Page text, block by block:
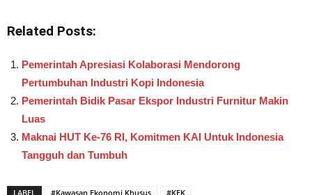
Related Posts:
Pemerintah Apresiasi Kolaborasi Mendorong
Pertumbuhan Industri Kopi Indonesia
Pemerintah Bidik Pasar Ekspor Industri Furnitur Makin
Luas
Maknai HUT Ke-76 RI, Komitmen KAI Untuk Indonesia
Tangguh dan Tumbuh
LABEL #Kawasan Ekonomi Khusus #KEK